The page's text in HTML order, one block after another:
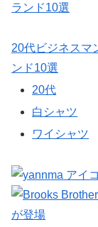
20代ビジネスマ
ンド10選
20代
白シャツ
ワイシャツ